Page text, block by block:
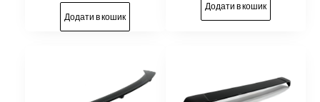
Додати в кошик
Додати в кошик